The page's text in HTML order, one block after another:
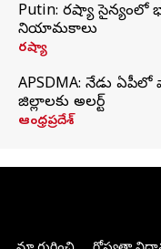
Putin: రష్యా సైన్యంలో
నియామకాలు
రష్యా
APSDMA: నేడు
జిల్లాలకు అలర్ట్
ఆంధ్రప్రదేశ్